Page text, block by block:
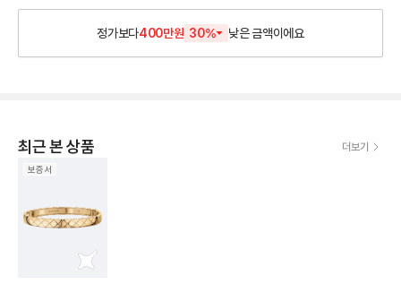
정가보다400만원 30% 낮은금액이에요
최근 본 상품 더보기
보증서